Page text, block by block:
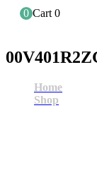
0 Cart 0
Home
Shop